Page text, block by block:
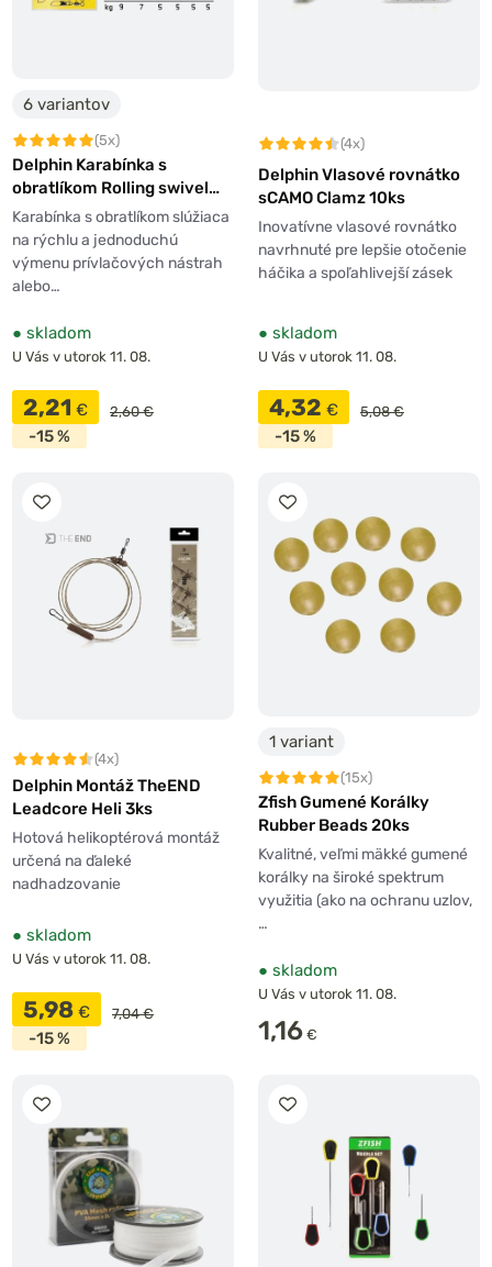
6 variantov
(5x)
Delphin Karabínka s
obratlíkom Rolling swivel
with safety snap 10ks
Karabínka s obratlíkom slúžiaca
na rýchlu a jednoduchú
výmenu prívlačových nástrah
alebo…
● skladom
U Vás v utorok 11. 08.
2,21 € 2,60 €
-15 %
(4x)
Delphin Vlasové rovnátko
sCAMO Clamz 10ks
Inovatívne vlasové rovnátko
navrhnuté pre lepšie otočenie
háčika a spoľahlivejší zásek
● skladom
U Vás v utorok 11. 08.
4,32 € 5,08 €
-15 %
(4x)
Delphin Montáž TheEND
Leadcore Heli 3ks
Hotová helikoptérová montáž
určená na ďaleké
nadhadzovanie
● skladom
U Vás v utorok 11. 08.
5,98 € 7,04 €
-15 %
1 variant
(15x)
Zfish Gumené Korálky
Rubber Beads 20ks
Kvalitné, veľmi mäkké gumené
korálky na široké spektrum
využitia (ako na ochranu uzlov,
…
● skladom
U Vás v utorok 11. 08.
1,16 €